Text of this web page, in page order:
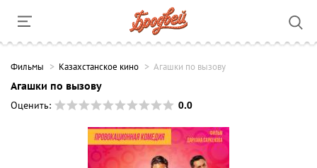
Фильмы Казахстанское кино Агашки по вызову
Агашки по вызову
Оценить:
0.0